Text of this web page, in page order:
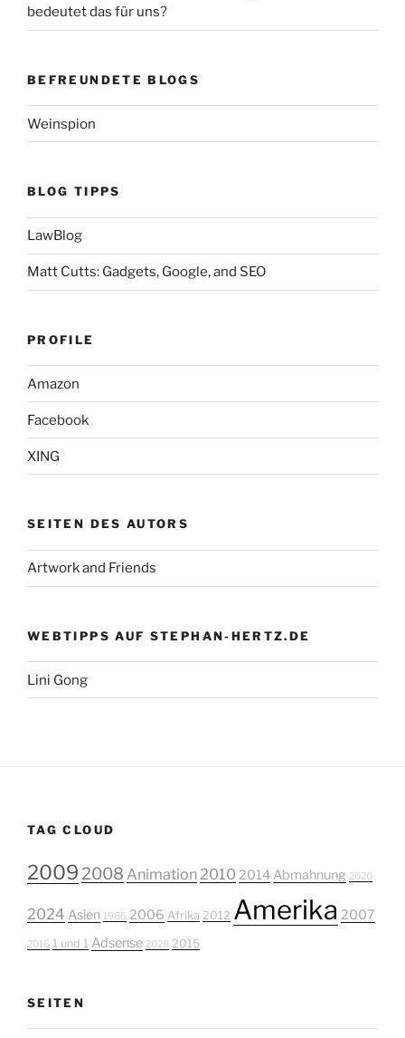
bedeutet das für uns?
BEFREUNDETE BLOGS
Weinspion
BLOG TIPPS
LawBlog
Matt Cutts: Gadgets, Google, and SEO
PROFILE
Amazon
Facebook
XING
SEITEN DES AUTORS
Artwork and Friends
WEBTIPPS AUF STEPHAN-HERTZ.DE
Lini Gong
TAG CLOUD
2009 2008 Animation 2010 2014 Abmahnung 2020
2024 Asien 1986 2006 Afrika 2012 Amerika 2007
2016 1 und 1 Adsense 2028 2015
SEITEN